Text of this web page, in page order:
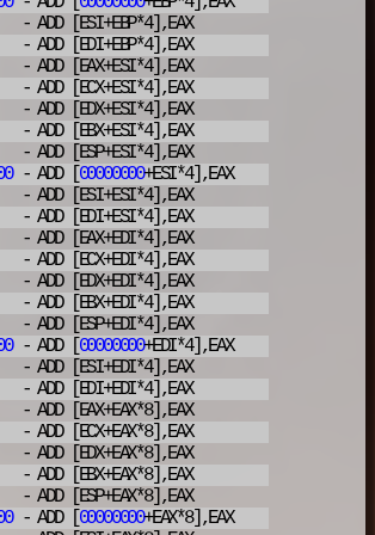
- ADD[ESI+EBP*4],EAX
- ADD[EDI+EBP*4],EAX
- ADD[EAX+ESI*4],EAX
- ADD[ECX+ESI*4],EAX
- ADD[EDX+ESI*4],EAX
- ADD[EBX+ESI*4],EAX
- ADD[ESP+ESI*4],EAX
- ADD[ 00000000+ESI*4],EAX
- ADD[ESI+ESI*4],EAX
- ADD[EDI+ESI*4],EAX
- ADD[EAX+EDI*4],EAX
- ADD[ECX+EDI*4],EAX
- ADD[EDX+EDI*4],EAX
- ADD[EBX+EDI*4],EAX
- ADD[ESP+EDI*4],EAX
- ADD[ 00000000+EDI*4],EAX
- ADD[ESI+EDI*4],EAX
- ADD[EDI+EDI*4],EAX
- ADD[EAX+EAX*8],EAX
- ADD[ECX+EAX*8],EAX
- ADD[EDX+EAX*8],EAX
- ADD[EBX+EAX*8],EAX
- ADD[ESP+EAX*8],EAX
- ADD[ 00000000+EAX*8],EAX